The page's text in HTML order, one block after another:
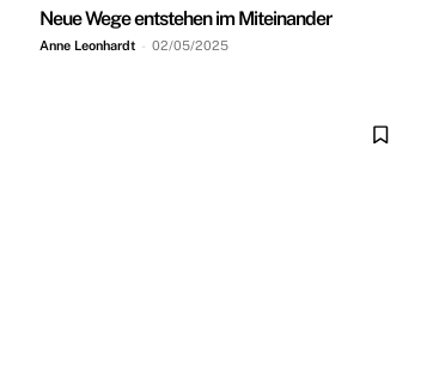
Neue Wege entstehen im Miteinander
Anne Leonhardt - 02/05/2025